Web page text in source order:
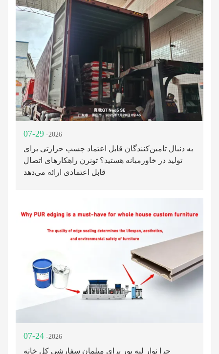
07-29 -2026
به دنبال تامین‌کنندگان قابل اعتماد چسب حرارتی برای
تولید در خاورمیانه هستید؟ تونرن راهکارهای اتصال
قابل اعتمادی ارائه می‌دهد
07-24 -2026
چرا نوار لبه پور برای مبلمان سفارشی کل خانه